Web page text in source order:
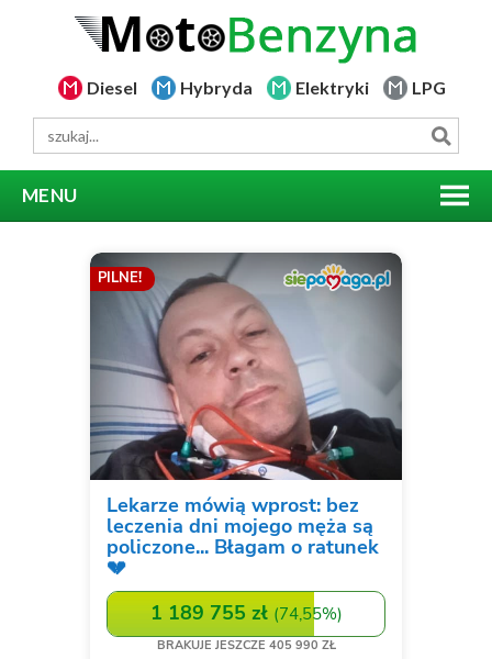
Diesel Hybryda Elektryki LPG
MENU